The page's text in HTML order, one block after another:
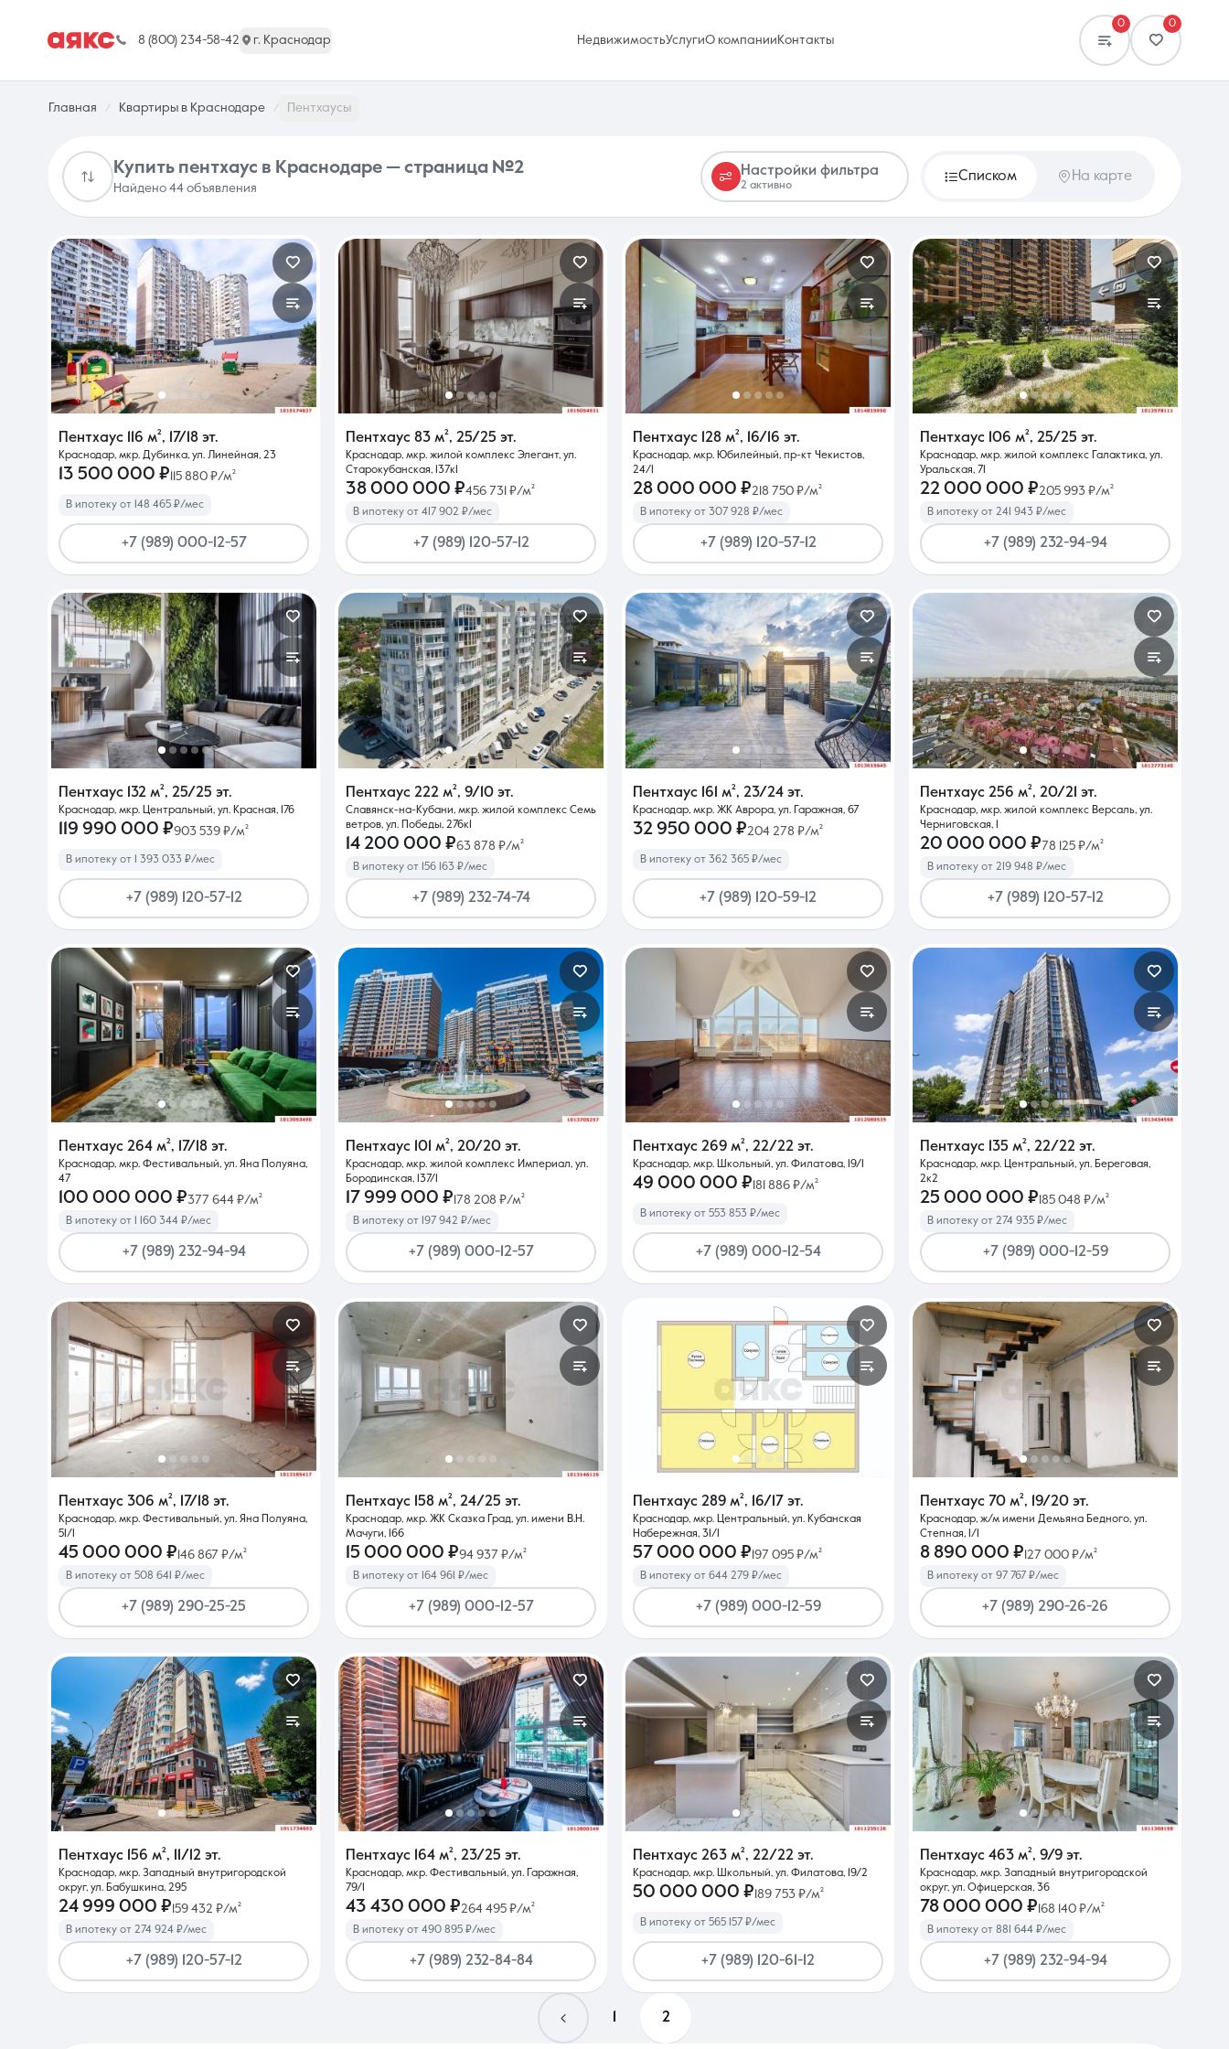
8 (800) 234-58-42 г. Краснодар НедвижимостьУслугиО компании Контакты
0 0
Избранное Сравнение
Недвижимость Услуги
О компании Контакты
8 (861) 297-00-00
Ежедневно с 08:30 до 20:00
Главная Квартиры в Краснодаре Пентхаусы
Купить пентхаус в Краснодаре — страница №2
Найдено 44 объявления
Настройки фильтра
2 активно
Списком На карте
Пентхаус 116 м², 17/18 эт.
Краснодар, мкр. Дубинка, ул. Линейная, 23
13 500 000 ₽ 115 880 ₽/м²
В ипотеку от 148 465 ₽/мес
+7 (989) 000-12-57
Пентхаус 83 м², 25/25 эт.
Краснодар, мкр. жилой комплекс Элегант, ул.
Старокубанская, 137к1
38 000 000 ₽456 731 ₽/м²
В ипотеку от 417 902 ₽/мес
+7 (989) 120-57-12
Пентхаус 128 м², 16/16 эт.
Краснодар, мкр. Юбилейный, пр-кт Чекистов,
24/1
28 000 000 ₽218 750 ₽/м²
В ипотеку от 307 928 ₽/мес
+7 (989) 120-57-12
Пентхаус 106 м², 25/25 эт.
Краснодар, мкр. жилой комплекс Галактика, ул.
Уральская, 71
22 000 000 ₽205 993 ₽/м²
В ипотеку от 241 943 ₽/мес
+7 (989) 232-94-94
Пентхаус 132 м², 25/25 эт.
Краснодар, мкр. Центральный, ул. Красная, 176
119 990 000 ₽903 539 ₽/м²
В ипотеку от 1 393 033 ₽/мес
+7 (989) 120-57-12
Пентхаус 222 м², 9/10 эт.
Славянск-на-Кубани, мкр. жилой комплекс Семь
ветров, ул. Победы, 276к1
14 200 000 ₽63 878 ₽/м²
В ипотеку от 156 163 ₽/мес
+7 (989) 232-74-74
Пентхаус 161 м², 23/24 эт.
Краснодар, мкр. ЖК Аврора, ул. Гаражная, 67
32 950 000 ₽204 278 ₽/м²
В ипотеку от 362 365 ₽/мес
+7 (989) 120-59-12
Пентхаус 256 м², 20/21 эт.
Краснодар, мкр. жилой комплекс Версаль, ул.
Черниговская, 1
20 000 000 ₽78 125 ₽/м²
В ипотеку от 219 948 ₽/мес
+7 (989) 120-57-12
Пентхаус 264 м², 17/18 эт.
Краснодар, мкр. Фестивальный, ул. Яна Полуяна,
47
100 000 000 ₽377 644 ₽/м²
В ипотеку от 1 160 344 ₽/мес
+7 (989) 232-94-94
Пентхаус 101 м², 20/20 эт.
Краснодар, мкр. жилой комплекс Империал, ул.
Бородинская, 137/1
17 999 000 ₽ 178 208 ₽/м²
В ипотеку от 197 942 ₽/мес
+7 (989) 000-12-57
Пентхаус 269 м², 22/22 эт.
Краснодар, мкр. Школьный, ул. Филатова, 19/1
49 000 000 ₽ 181 886 ₽/м²
В ипотеку от 553 853 ₽/мес
+7 (989) 000-12-54
Пентхаус 135 м², 22/22 эт.
Краснодар, мкр. Центральный, ул. Береговая,
2к2
25 000 000 ₽ 185 048 ₽/м²
В ипотеку от 274 935 ₽/мес
+7 (989) 000-12-59
Пентхаус 306 м², 17/18 эт.
Краснодар, мкр. Фестивальный, ул. Яна Полуяна,
51/1
45 000 000 ₽146 867 ₽/м²
В ипотеку от 508 641 ₽/мес
+7 (989) 290-25-25
Пентхаус 158 м², 24/25 эт.
Краснодар, мкр. ЖК Сказка Град, ул. имени В.Н.
Мачуги, 166
15 000 000 ₽94 937 ₽/м²
В ипотеку от 164 961 ₽/мес
+7 (989) 000-12-57
Пентхаус 289 м², 16/17 эт.
Краснодар, мкр. Центральный, ул. Кубанская
Набережная, 31/1
57 000 000 ₽197 095 ₽/м²
В ипотеку от 644 279 ₽/мес
+7 (989) 000-12-59
Пентхаус 70 м², 19/20 эт.
Краснодар, ж/м имени Демьяна Бедного, ул.
Степная, 1/1
8 890 000 ₽127 000 ₽/м²
В ипотеку от 97 767 ₽/мес
+7 (989) 290-26-26
Пентхаус 156 м², 11/12 эт.
Краснодар, мкр. Западный внутригородской
округ, ул. Бабушкина, 295
24 999 000 ₽ 159 432 ₽/м²
В ипотеку от 274 924 ₽/мес
+7 (989) 120-57-12
Пентхаус 164 м², 23/25 эт.
Краснодар, мкр. Фестивальный, ул. Гаражная,
79/1
43 430 000 ₽264 495 ₽/м²
В ипотеку от 490 895 ₽/мес
+7 (989) 232-84-84
Пентхаус 263 м², 22/22 эт.
Краснодар, мкр. Школьный, ул. Филатова, 19/2
50 000 000 ₽ 189 753 ₽/м²
В ипотеку от 565 157 ₽/мес
+7 (989) 120-61-12
Пентхаус 463 м², 9/9 эт.
Краснодар, мкр. Западный внутригородской
округ, ул. Офицерская, 36
78 000 000 ₽ 168 140 ₽/м²
В ипотеку от 881 644 ₽/мес
+7 (989) 232-94-94
2